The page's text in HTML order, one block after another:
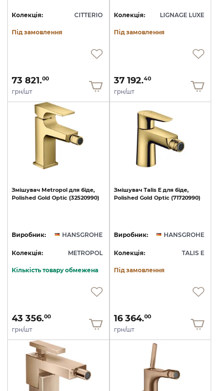
Колекція: CITTERIO
Під замовлення
73 821.00
грн/шт
Колекція: LIGNAGE LUXE
Під замовлення
37 192.40
грн/шт
Змішувач Metropol для біде,
Polished Gold Optic (32520990)
Виробник: HANSGROHE
Колекція: METROPOL
Кількість товару обмежена
43 356.00
грн/шт
Змішувач Talis E для біде,
Polished Gold Optic (71720990)
Виробник: HANSGROHE
Колекція: TALIS E
Під замовлення
16 364.00
грн/шт